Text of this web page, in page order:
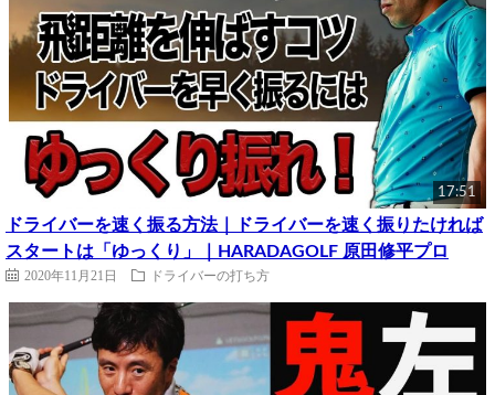
17:51
ドライバーを速く振る方法｜ドライバーを速く振りたければ
スタートは「ゆっくり」｜HARADAGOLF 原田修平プロ
2020年11月21日 ドライバーの打ち方